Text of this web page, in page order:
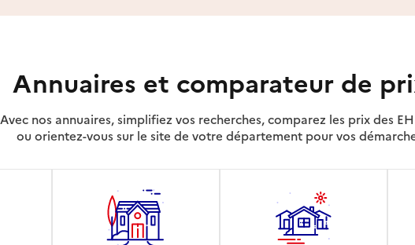
Annuaires et comparateur de
Avec nos annuaires, simplifiez vos recherches, comparez les prix des
ou orientez-vous sur le site de votre département pour vos